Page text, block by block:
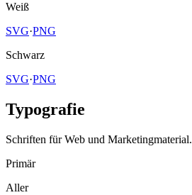
Weiß
SVG·PNG
Schwarz
SVG·PNG
Typografie
Schriften für Web und Marketingmaterial.
Primär
Aller